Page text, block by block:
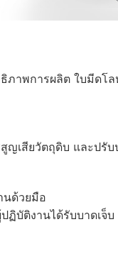
ภาพการผลิต ใบมี
เสียวัตถุดิบ และป
นด้วยมือ
บัติงานได้รับบาดเ